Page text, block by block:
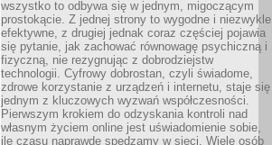
wszystko to odbywa się w jednym, migoczącym
prostokącie. Z jednej strony to wygodne i niezwykle
efektywne, z drugiej jednak coraz częściej pojawia
się pytanie, jak zachować równowagę psychiczną i
fizyczną, nie rezygnując z dobrodziejstw
technologii. Cyfrowy dobrostan, czyli świadome,
zdrowe korzystanie z urządzeń i internetu, staje się
jednym z kluczowych wyzwań współczesności.
Pierwszym krokiem do odzyskania kontroli nad
własnym życiem online jest uświadomienie sobie,
ile czasu naprawdę spędzamy w sieci. Wiele osób